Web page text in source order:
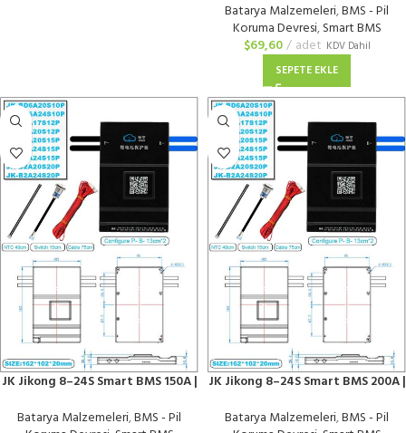
Batarya Malzemeleri,BMS - Pil
Koruma Devresi,Smart BMS
$69,60 adet KDV Dahil
SEPETE EKLE
JK Jikong 8–24S Smart BMS 150A |
Batarya Malzemeleri,BMS - Pil
JK Jikong 8–24S Smart BMS 200A |
Batarya Malzemeleri,BMS - Pil